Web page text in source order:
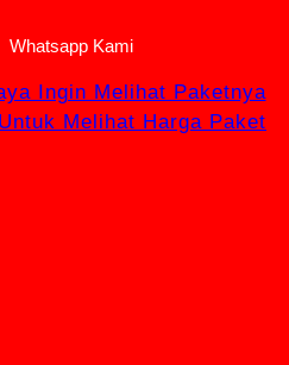
Whatsapp Kami
Ingin Melihat Paketnya
Melihat Harga Paket